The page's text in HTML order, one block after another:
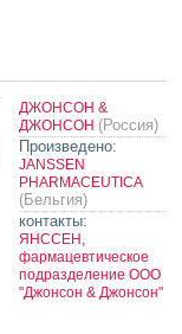
ДЖОНСОН &
ДЖОНСОН (Россия)
Произведено:
JANSSEN
PHARMACEUTICA
(Бельгия)
контакты:
ЯНССЕН,
фармацевтическое
подразделение ООО
"Джонсон & Джонсон"